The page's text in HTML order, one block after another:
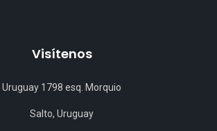
Visítenos
Uruguay 1798 esq. Morquio
Salto, Uruguay